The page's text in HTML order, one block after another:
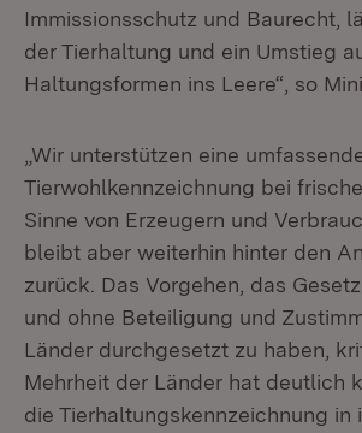
Immissionsschutz und Baurecht,
der Tierhaltung und ein Umstieg
Haltungsformen ins Leere“, so
„Wir unterstützen eine
Tierwohlkennzeichnung bei
Sinne von Erzeugern und
bleibt aber weiterhin hinter den
zurück. Das Vorgehen, das
und ohne Beteiligung und
Länder durchgesetzt zu haben,
Mehrheit der Länder hat deutlich
die Tierhaltungskennzeichnung in